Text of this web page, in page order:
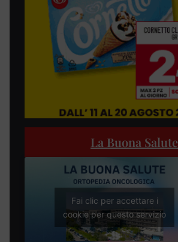
La Buona Salute
Fai clic per accettare i
cookie per questo servizio